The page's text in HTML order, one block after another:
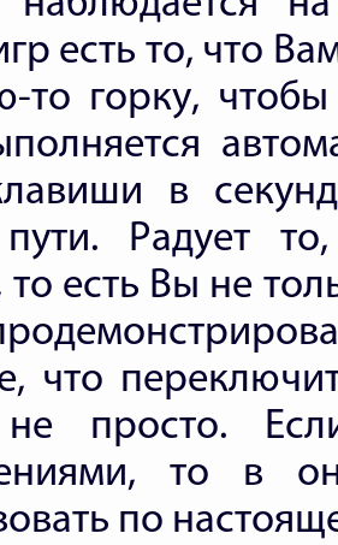
есть то, что
то горку,
в
Радует
то есть Вы не
что
не просто.
то в
по